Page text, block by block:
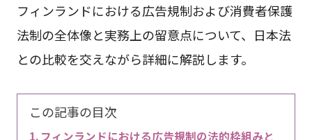
フィンランドにおける広告規制および消費者保護
法制の全体像と実務上の留意点について、日本法
との比較を交えながら詳細に解説します。
この記事の目次
フィンランドにおける広告規制の法的枠組みと